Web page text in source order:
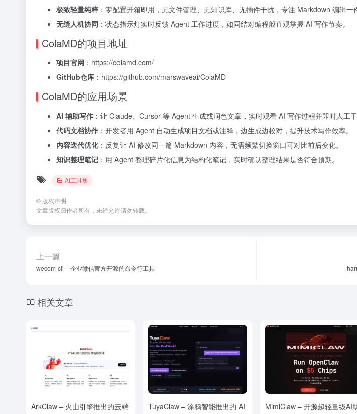
极致轻量纯粹 ：零配置开箱即用，无文件管理、无知识库、无插件干扰，专注 Markdown 编辑一
无缝人机协同 ：状态指示灯实时反馈 Agent 工作进度，如同结对编程般直观掌握 AI 写作节奏。
ColaMD的项目地址
项目官网 ：https://colamd.com/
GitHub仓库 ：https://github.com/marswaveai/ColaMD
ColaMD的应用场景
AI 辅助写作 ：让 Claude、Cursor 等 Agent 生成或润色文章，实时观看 AI 写作过程并即时人工干
代码文档协作 ：开发者用 Agent 自动生成项目文档或注释，边生成边校对，提升技术写作效率。
内容迭代优化：反复让 AI 修改同一篇 Markdown 内容，无需频繁切换窗口可对比前后变化。
知识整理笔记 ：用 Agent 整理碎片化信息为结构化笔记，实时确认整理结果是否符合预期。
AI工具集
© 版权声明
文章版权归作者所有，未经允许请勿转载。
上一篇
wecom-cli – 企业微信官方开源的命令行工具
相关文章
ArkClaw – 火山引擎推出的云端
TuyaClaw – 涂鸦智能推出的 AI
MimiClaw – 开源超轻量级AI